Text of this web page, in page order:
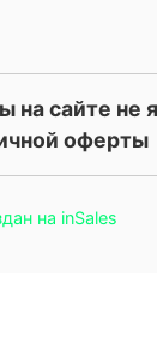
сайте не
оферты
на inSales